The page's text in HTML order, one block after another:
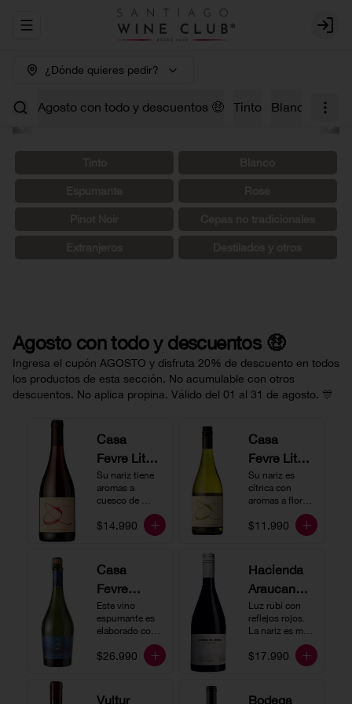
Abrir menu de navegación Login
¿Dónde quieres pedir?
Agosto con todo y descuentos 🤑 Tinto Blanco
Agosto con todo y descuentos 🤑
Ingresa el cupón AGOSTO y disfruta 20% de descuento en todos
los productos de esta sección. No acumulable con otros
descuentos. No aplica propina. Válido del 01 al 31 de agosto. 🎊
Casa
Fevre Little
Quino
Pinot Noir
Su nariz tiene
aromas a
cuesco de
frambuesa. En
boca tiene una
es un vino muy
vertical. Ideal
para beberlo
más frío como
acompañado de
$14.990
Casa
Fevre Little
Quino
Sauvignon
Su nariz es
cítrica con
aromas a flores
blancas y lima.
En boca tiene
vertical y de
persistencia
media. Ideal
para acompañar
con ostras.
$11.990
Casa
Fevre
Quino
Espumant
Este vino
espumante es
elaborado con
tradicional y se
produce a partir
Chardonnay y
$26.990
Hacienda
Araucano-
Lurton
Humo
Gran
Luz rubí con
reflejos rojos.
La nariz es muy
expresiva con
notas de fresa y
rico y redondo
$17.990
Vultur
Bodega